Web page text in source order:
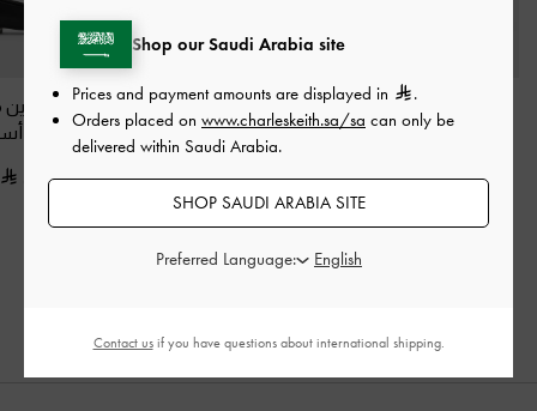
حذاء باليرينا بمقدمة
مدببة وفيونكة -أسود
350.00
خصم 29%
حذاء باليه مسطح
بمقدمة مدببة ومزين
بحلية معدنية-أسود
375.00
200.00
خصم 47%
حذاء ماري جين
بشرائط
350.00
Shop our Saudi Arabia site
Prices and payment amounts are displayed in
.
Orders placed on www.charleskeith.sa/sa can only be
delivered within Saudi Arabia.
SHOP SAUDI ARABIA SITE
Preferred Language:
Contact usif you have questions about international shipping.